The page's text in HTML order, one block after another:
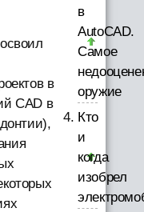
в
CAD в
в
AutoCAD.
Самое
оружие
Кто
и
когда
изобрел